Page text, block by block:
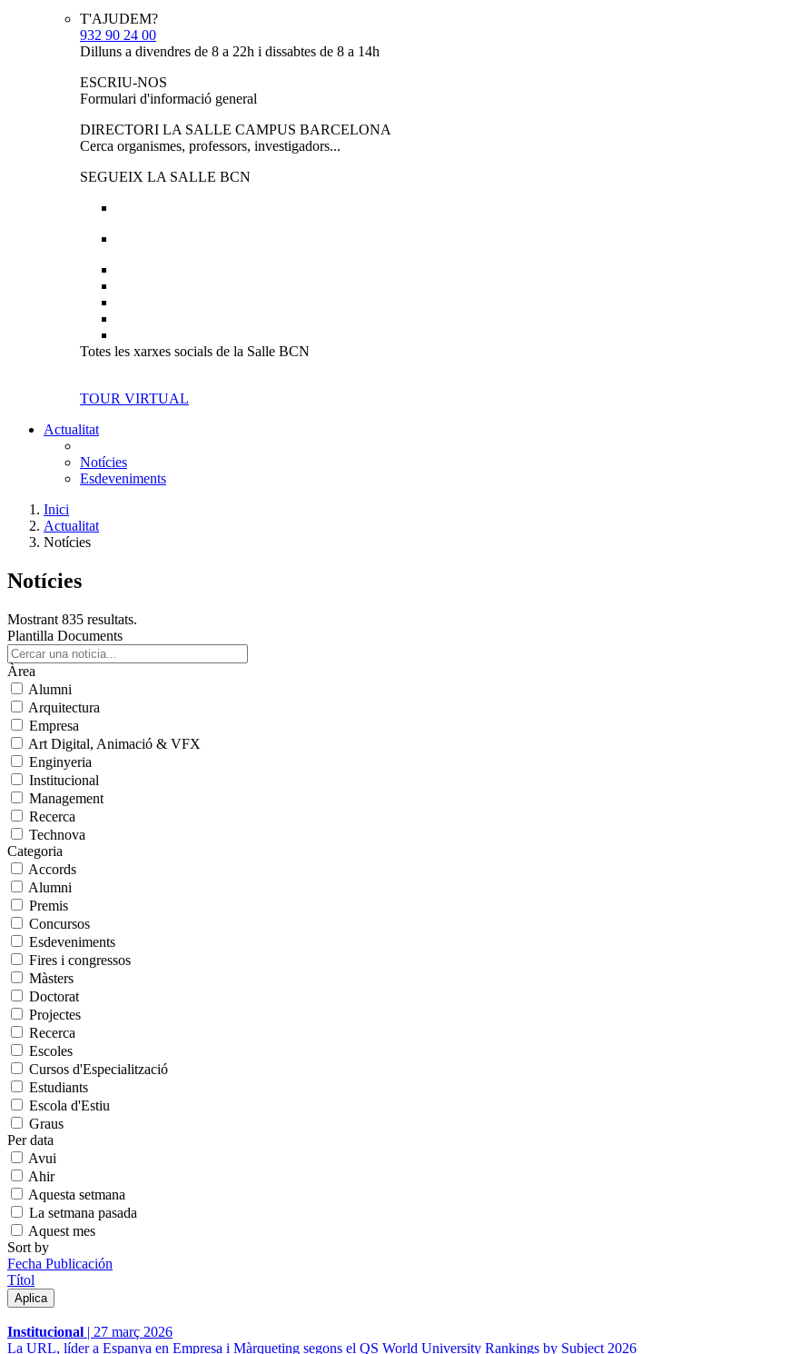
T'AJUDEM?
932 90 24 00
Dilluns a divendres de 8 a 22h i dissabtes de 8 a 14h
ESCRIU-NOS
Formulari d'informació general
DIRECTORI LA SALLE CAMPUS BARCELONA
Cerca organismes, professors, investigadors...
SEGUEIX LA SALLE BCN
Totes les xarxes socials de la Salle BCN
TOUR VIRTUAL
Actualitat
Notícies
Esdeveniments
Inici
Actualitat
Notícies
Notícies
Mostrant 835 resultats.
Plantilla Documents
Àrea
Alumni
Arquitectura
Empresa
Art Digital, Animació & VFX
Enginyeria
Institucional
Management
Recerca
Technova
Categoria
Accords
Alumni
Premis
Concursos
Esdeveniments
Fires i congressos
Màsters
Doctorat
Projectes
Recerca
Escoles
Cursos d'Especialització
Estudiants
Escola d'Estiu
Graus
Per data
Avui
Ahir
Aquesta setmana
La setmana pasada
Aquest mes
Sort by
Fecha Publicación
Títol
Institucional | 27 març 2026
La URL, líder a Espanya en Empresa i Màrqueting segons el QS World University Rankings by Subject 2026